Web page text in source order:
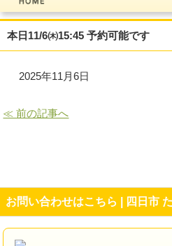
本日11/6㈭15:45 予約可能です
2025年11月6日
≪ 前の記事へ
お問い合わせはこちら | 四日市